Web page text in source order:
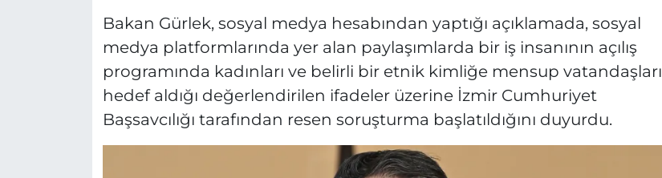
Bakan Gürlek, sosyal medya hesabından yaptığı açıklamada, sosyal
medya platformlarında yer alan paylaşımlarda bir iş insanının açılış
programında kadınları ve belirli bir etnik kimliğe mensup vatandaşları
hedef aldığı değerlendirilen ifadeler üzerine İzmir Cumhuriyet
Başsavcılığı tarafından resen soruşturma başlatıldığını duyurdu.